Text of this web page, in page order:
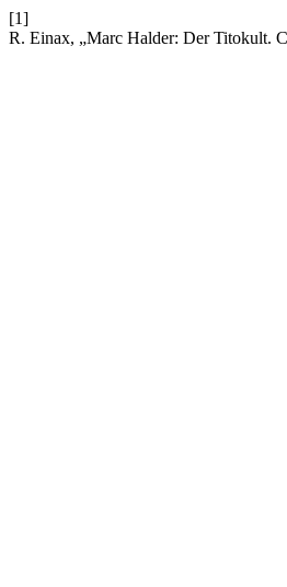
[1]
R. Einax, „Marc Halder: Der Titokult.